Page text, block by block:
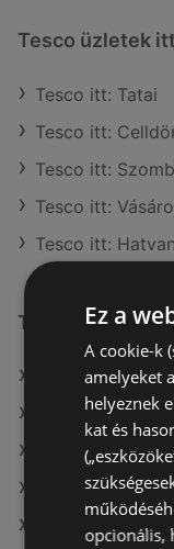
Tesco üzletek
Tesco itt: Tatai
Tesco itt:
Tesco itt:
Tesco itt:
Tesco itt:
További linkek
A(z) Tesco
A(z) Privát max
A(z) G'Roby
A(z) Spar
A(z) Chef
Ez a
A cookie-k
amelyeket
helyeznek
kat és
opcionális,